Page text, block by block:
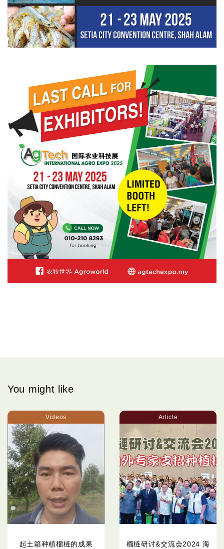
You might like
Videos
起土箱种植榴梿的成果
Article
榴梿研讨&交流会2024 海